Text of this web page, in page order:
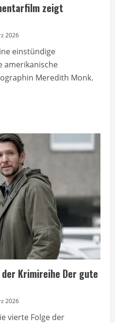
zeigt
2026
einstündige
amerikanische
Meredith Monk.
Krimireihe Der gute
2026
vierte Folge der